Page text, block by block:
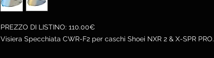
PREZZO DI LISTINO: 110.00€
Visiera Specchiata CWR-F2 per caschi Shoei NXR 2 & X-SPR PRO.